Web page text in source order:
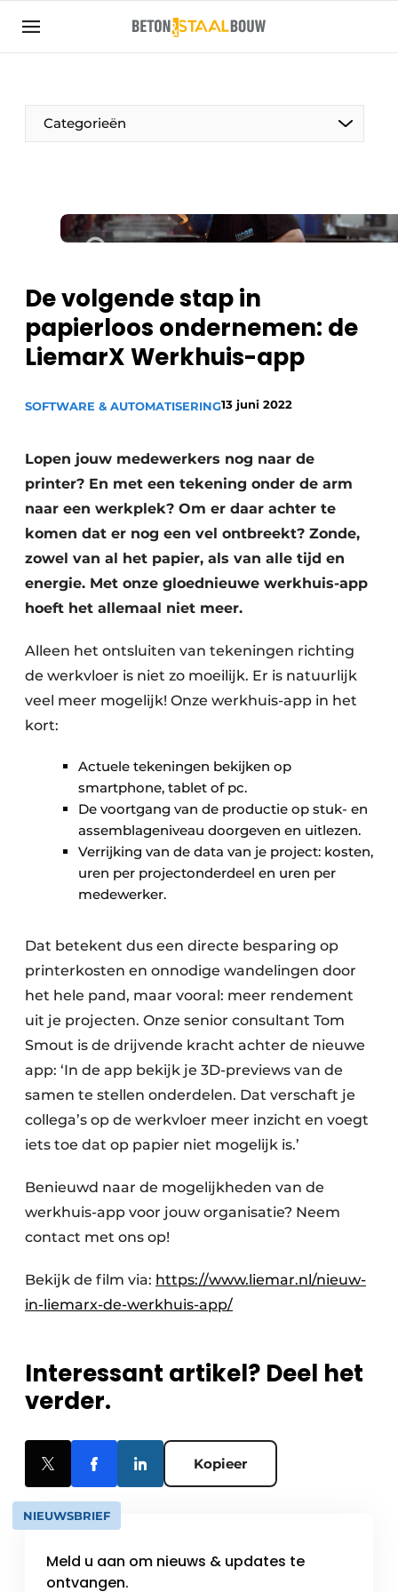
Aanmelden
Artikelen
Bedrijven
Contact
Evenement aanmelden
Meest gelezen
Nieuwsbrief
Privacy / Cookie statement
Video’s
Categorieën
De volgende stap in
papierloos ondernemen: de
LiemarX Werkhuis-app
SOFTWARE & AUTOMATISERING13 juni 2022
Lopen jouw medewerkers nog naar de
printer? En met een tekening onder de arm
naar een werkplek? Om er daar achter te
komen dat er nog een vel ontbreekt? Zonde,
zowel van al het papier, als van alle tijd en
energie. Met onze gloednieuwe werkhuis-app
hoeft het allemaal niet meer.
Alleen het ontsluiten van tekeningen richting
de werkvloer is niet zo moeilijk. Er is natuurlijk
veel meer mogelijk! Onze werkhuis-app in het
kort:
Actuele tekeningen bekijken op
smartphone, tablet of pc.
De voortgang van de productie op stuk- en
assemblageniveau doorgeven en uitlezen.
Verrijking van de data van je project: kosten,
uren per projectonderdeel en uren per
medewerker.
Dat betekent dus een directe besparing op
printerkosten en onnodige wandelingen door
het hele pand, maar vooral: meer rendement
uit je projecten. Onze senior consultant Tom
Smout is de drijvende kracht achter de nieuwe
app: ‘In de app bekijk je 3D-previews van de
samen te stellen onderdelen. Dat verschaft je
collega’s op de werkvloer meer inzicht en voegt
iets toe dat op papier niet mogelijk is.’
Benieuwd naar de mogelijkheden van de
werkhuis-app voor jouw organisatie? Neem
contact met ons op!
Bekijk de film via: https://www.liemar.nl/nieuw-
in-liemarx-de-werkhuis-app/
Interessant artikel? Deel het
verder.
Kopieer
NIEUWSBRIEF
Meld u aan om nieuws & updates te
ontvangen.